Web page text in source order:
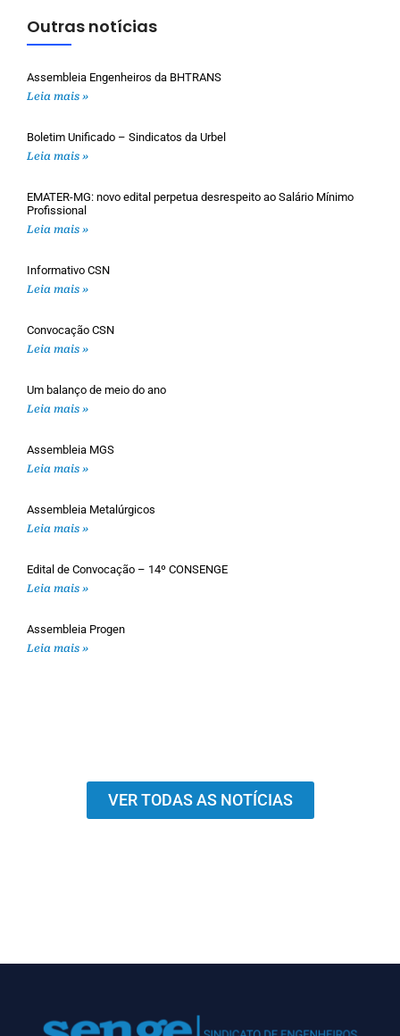
Outras notícias
Assembleia Engenheiros da BHTRANS
Leia mais »
Boletim Unificado – Sindicatos da Urbel
Leia mais »
EMATER-MG: novo edital perpetua desrespeito ao Salário Mínimo
Profissional
Leia mais »
Informativo CSN
Leia mais »
Convocação CSN
Leia mais »
Um balanço de meio do ano
Leia mais »
Assembleia MGS
Leia mais »
Assembleia Metalúrgicos
Leia mais »
Edital de Convocação – 14º CONSENGE
Leia mais »
Assembleia Progen
Leia mais »
VER TODAS AS NOTÍCIAS